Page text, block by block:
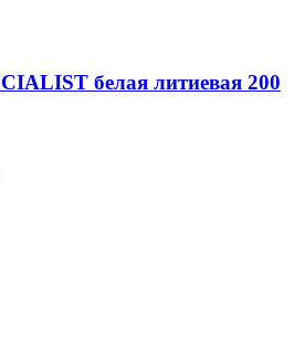
белая литиевая 200